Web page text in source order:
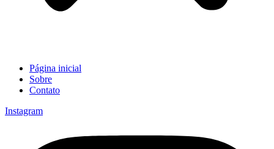
Página inicial
Sobre
Contato
Instagram